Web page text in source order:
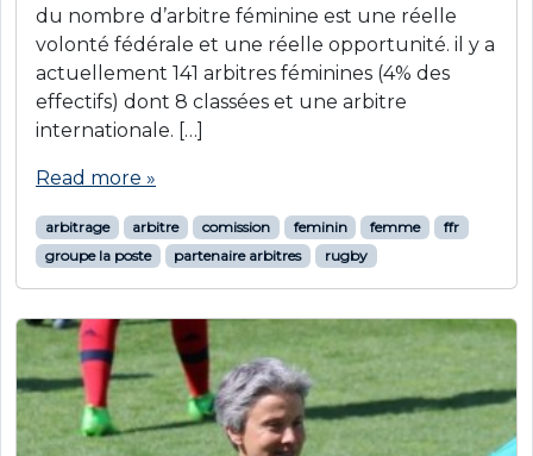
du nombre d’arbitre féminine est une réelle
volonté fédérale et une réelle opportunité. il y a
actuellement 141 arbitres féminines (4% des
effectifs) dont 8 classées et une arbitre
internationale. […]
Read more »
arbitrage arbitre comission feminin femme
ffr
groupe la poste
partenaire arbitres rugby